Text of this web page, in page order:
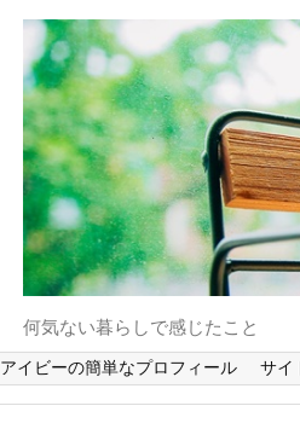
何気ない暮らしで感じたこと
アイビーの簡単なプロフィール サイ